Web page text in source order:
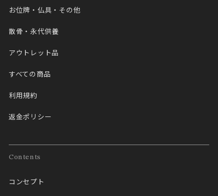
お位牌・仏具・その他
散骨・永代供養
アウトレット品
すべての商品
利用規約
返金ポリシー
Contents
コンセプト